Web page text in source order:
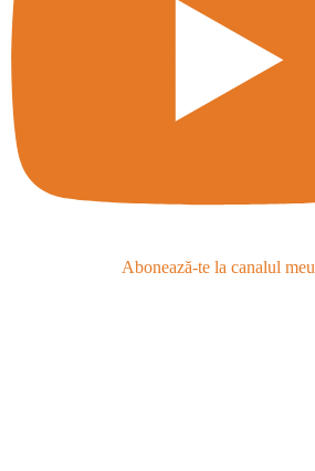
Abonează-te la canalul meu